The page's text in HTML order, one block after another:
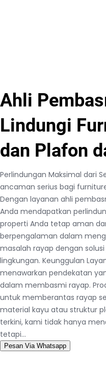
Ahli
Lindungi
dan Plafon
Perlindungan Maksimal dari
ancaman serius bagi
Dengan layanan ahli
Anda mendapatkan
properti Anda tetap aman
berpengalaman dalam
masalah rayap dengan
lingkungan. Keunggulan
menawarkan pendekatan
dalam membasmi rayap.
untuk memberantas rayap
material kayu atau struktur
terkini, kami tidak hanya
tetapi…
Pesan Via Whatsapp